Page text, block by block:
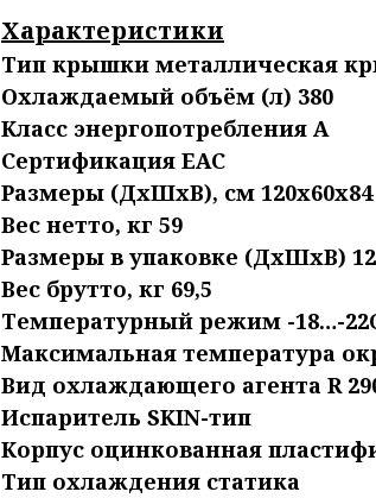
Характеристики
Тип крышки металлическая
Охлаждаемый объём (л) 380
Класс энергопотребления А
Сертификация ЕАС
Размеры (ДхШхВ), см 120х60х84
Вес нетто, кг 59
Размеры в упаковке (ДхШхВ)
Вес брутто, кг 69,5
Температурный режим -18…-
Максимальная температура
Вид охлаждающего агента R
Испаритель SKIN-тип
Корпус оцинкованная
Тип охлаждения статика